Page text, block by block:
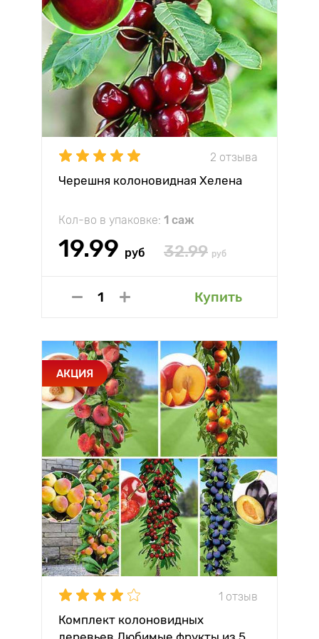
2 отзыва
Черешня колоновидная Хелена
Кол-во в упаковке: 1 саж
19.99 руб 32.99 руб
Купить
АКЦИЯ
1 отзыв
Комплект колоновидных